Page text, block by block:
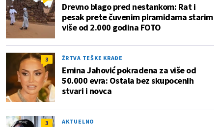
Drevno blago pred nestankom: Rat i
pesak prete čuvenim piramidama starim
više od 2.000 godina FOTO
3 ŽRTVA TEŠKE KRAĐE
Emina Jahović pokradena za više od
50.000 evra: Ostala bez skupocenih
stvari i novca
3 AKTUELNO